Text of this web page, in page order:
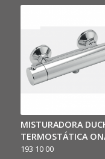
MISTURADORA
TERMOSTÁTICA
193 10 00